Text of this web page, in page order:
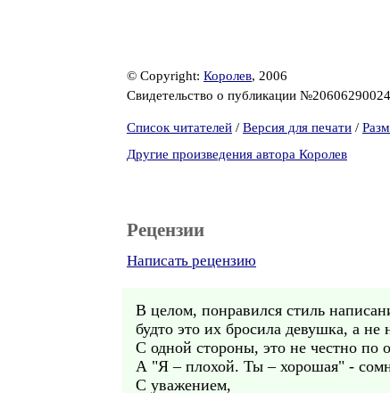
© Copyright: Королев, 2006
Свидетельство о публикации
Список читателей / Версия для печати /
Другие произведения автора Королев
Рецензии
Написать рецензию
В целом, понравился стиль
будто это их бросила девушка, а не
С одной стороны, это не честно по
А "Я – плохой. Ты – хорошая" -
С уважением,